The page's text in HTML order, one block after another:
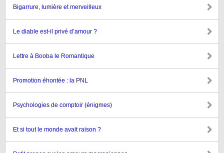
Bigarrure, lumière et merveilleux
Le diable est-il privé d’amour ?
Lettre à Booba le Romantique
Promotion éhontée : la PNL
Psychologies de comptoir (énigmes)
Et si tout le monde avait raison ?